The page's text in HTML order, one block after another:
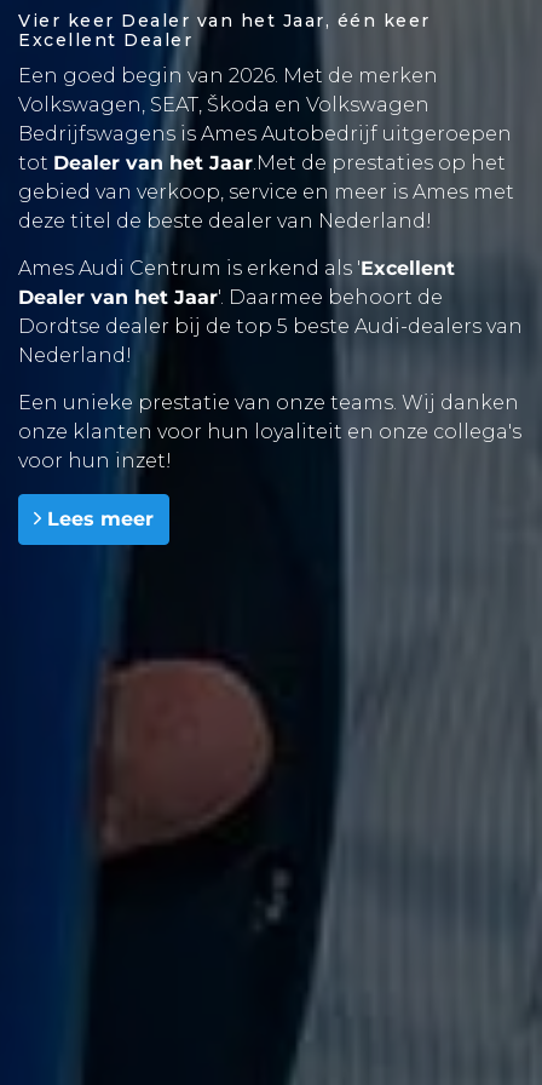
Vier keer Dealer van het Jaar, één keer
Excellent Dealer
Een goed begin van 2026. Met de merken
Volkswagen, SEAT, Škoda en Volkswagen
Bedrijfswagens is Ames Autobedrijf uitgeroepen
tot Dealer van het Jaar.Met de prestaties op het
gebied van verkoop, service en meer is Ames met
deze titel de beste dealer van Nederland!
Ames Audi Centrum is erkend als 'Excellent
Dealer van het Jaar'. Daarmee behoort de
Dordtse dealer bij de top 5 beste Audi-dealers van
Nederland!
Een unieke prestatie van onze teams. Wij danken
onze klanten voor hun loyaliteit en onze collega's
voor hun inzet!
Lees meer